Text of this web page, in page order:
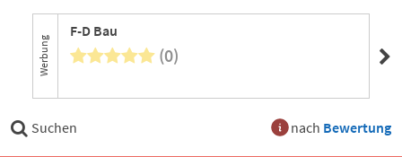
Werbung
F-D Bau
(0)
Suchen nach Bewertung